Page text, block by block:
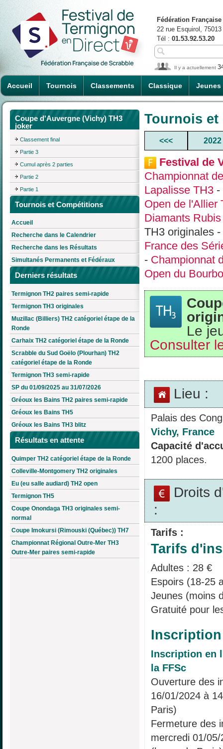
Accueil Tournois Classements Classique Jeunes
Fédération
22 rue Esquirol,
Tél : 01.53.92.53.20
Il y a actuellement
Coupe d'Auvergne (Vichy) TH3
joker
Classement final
Partie 3
Cumul après 2 parties
Partie 2
Partie 1
Tournois et Compétitions
Accueil
Recherche dans le Calendrier
Recherche dans les Résultats
Simultanés Permanents et Fédéraux
Derniers résultats
Termignon TH2 paires semi-rapide
Termignon TH3 originales
Muzillac (Billiers) TH2 catégoriel étape de la
Ronde
Carhaix TH2 catégoriel étape de la Ronde
Scrabble du Sud Goëlo (Plourhan) TH2
catégoriel étape de la Ronde
Termignon TH3 semi-rapide
SP du 01/09/2025 au 31/07/2026
Gréoux les Bains TH2 paires semi-rapide
Gréoux les Bains TH5
Gréoux les Bains TH3 blitz
Résultats en attente
Quimper TH2 catégoriel étape de la Ronde
Colleville-Montgomery TH2 originales
Eu (eu salle audiard) TH2 open
Termignon TH5
Coupe Onondaga TH3 originales semi-
normal
Coupe Imokursi (Rimouski (Québec)) TH7
Championnat Régional Outre-Mer TH3
Outre-Mer paires semi-rapide
Tournois
<<< 2022
Festival de
Championnat
Lapalisse TH3 -
Open de l'Allier
Diamants
TH3 originales -
France des
- Championnat
Open du
Le
Consulter
Lieu :
Palais des
Vichy, France
Capacité
1200 places.
Droits
:
Tarifs :
Tarifs
Adultes : 28 €
Espoirs (18-25
Jeunes (moins
Gratuité pour
Inscription en
la FFSc
Ouverture des
16/01/2024 à
Paris)
Fermeture des
mercredi 01/